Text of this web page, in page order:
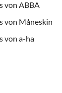
von ABBA
von Måneskin
von a-ha